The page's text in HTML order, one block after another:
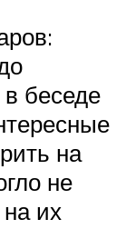
беседе
на
не
их